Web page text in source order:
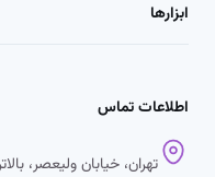
ابزارها
اطلاعات تماس